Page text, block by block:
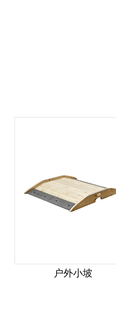
户外小坡